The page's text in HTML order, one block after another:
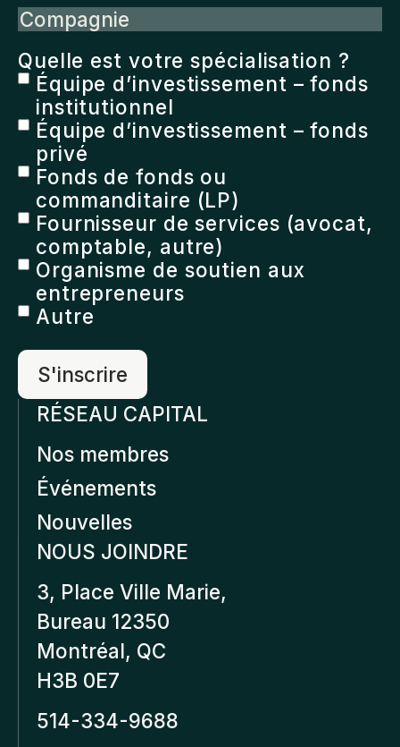
Compagnie
Quelle est votre spécialisation ?
Équipe d’investissement – fonds
institutionnel
Équipe d’investissement – fonds
privé
Fonds de fonds ou
commanditaire (LP)
Fournisseur de services (avocat,
comptable, autre)
Organisme de soutien aux
entrepreneurs
Autre
RÉSEAU CAPITAL
Nos membres
Événements
Nouvelles
NOUS JOINDRE
3, Place Ville Marie,
Bureau 12350
Montréal, QC
H3B 0E7
514-334-9688